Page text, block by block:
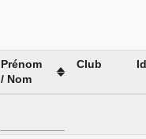
Prénom
/ Nom
Club